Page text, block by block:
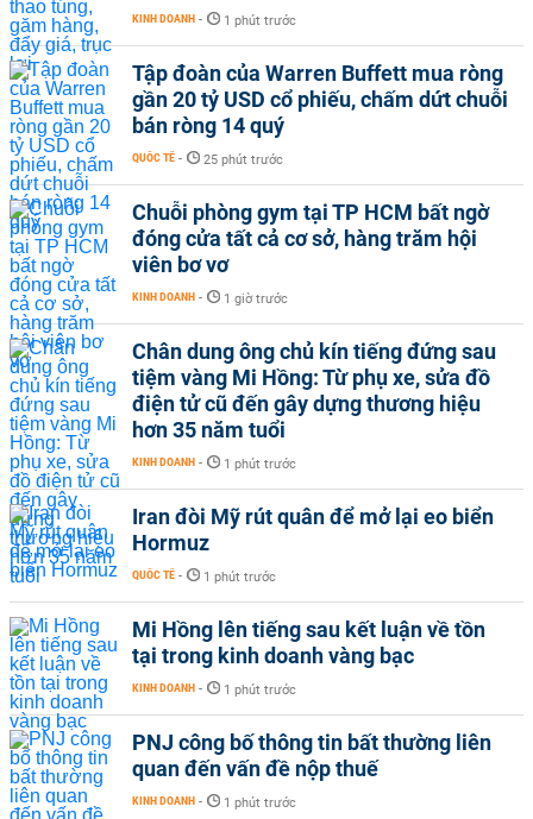
KINH DOANH - 1 phút trước
Tập đoàn của Warren Buffett mua ròng
gần 20 tỷ USD cổ phiếu, chấm dứt chuỗi
bán ròng 14 quý
QUỐC TẾ - 25 phút trước
Chuỗi phòng gym tại TP HCM bất ngờ
đóng cửa tất cả cơ sở, hàng trăm hội
viên bơ vơ
KINH DOANH - 1 giờ trước
Chân dung ông chủ kín tiếng đứng sau
tiệm vàng Mi Hồng: Từ phụ xe, sửa đồ
điện tử cũ đến gây dựng thương hiệu
hơn 35 năm tuổi
KINH DOANH - 1 phút trước
Iran đòi Mỹ rút quân để mở lại eo biển
Hormuz
QUỐC TẾ - 1 phút trước
Mi Hồng lên tiếng sau kết luận về tồn
tại trong kinh doanh vàng bạc
KINH DOANH - 1 phút trước
PNJ công bố thông tin bất thường liên
quan đến vấn đề nộp thuế
KINH DOANH - 1 phút trước